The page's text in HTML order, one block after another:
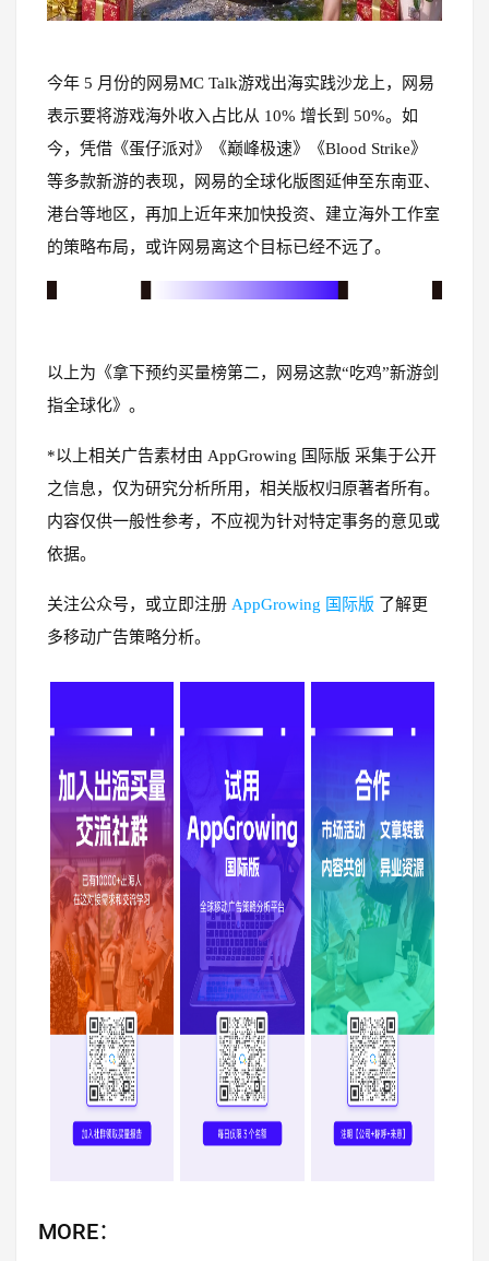
今年 5 月份的网易MC Talk游戏出海实践沙龙上，网易
表示要将游戏海外收入占比从 10% 增长到 50%。如
今，凭借《蛋仔派对》《巅峰极速》《Blood Strike》
等多款新游的表现，网易的全球化版图延伸至东南亚、
港台等地区，再加上近年来加快投资、建立海外工作室
的策略布局，或许网易离这个目标已经不远了。
以上为《拿下预约买量榜第二，网易这款“吃鸡”新游剑
指全球化》。
*以上相关广告素材由 AppGrowing 国际版 采集于公开
之信息，仅为研究分析所用，相关版权归原著者所有。
内容仅供一般性参考，不应视为针对特定事务的意见或
依据。
关注公众号，或立即注册 AppGrowing 国际版 了解更
多移动广告策略分析。
MORE：